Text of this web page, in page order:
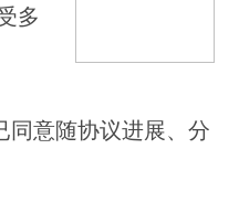
多
同意随协议进展、分